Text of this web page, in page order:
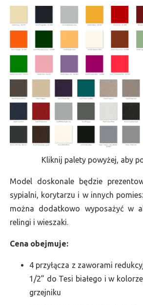
Kliknij palety powyżej, aby
Model doskonale będzie
sypialni, korytarzu i w innych
można dodatkowo wyposażyć w
relingi i wieszaki.
Cena obejmuje:
4 przyłącza z zaworami
1/2” do Tesi białego i w
grzejniku